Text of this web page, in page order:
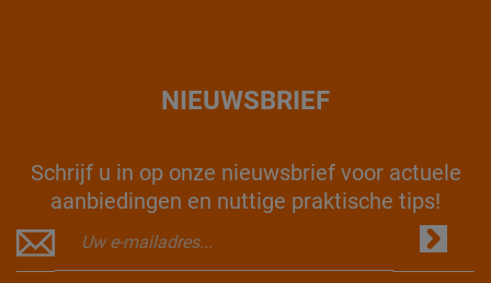
NIEUWSBRIEF
Schrijf u in op onze nieuwsbrief voor actuele
aanbiedingen en nuttige praktische tips!